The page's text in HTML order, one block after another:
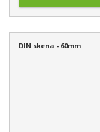
DIN skena - 60mm